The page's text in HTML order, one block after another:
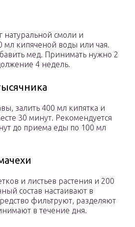
натуральной смоли и
мл кипяченой воды или чая.
мед. Принимать нужно 2
4 недель.
залить 400 мл кипятка и
30 минут. Рекомендуется
до приема еды по 100 мл
и листьев растения и 200
состав настаивают в
фильтруют, разделяют
в течение дня.